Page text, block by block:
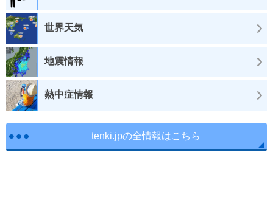
世界天気
地震情報
熱中症情報
tenki.jpの全情報はこちら